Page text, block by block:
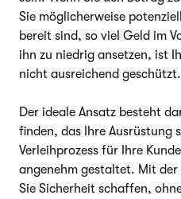
Sie möglicherweise
bereit sind, so viel Geld im
ihn zu niedrig ansetzen, ist
nicht ausreichend geschützt.
Der ideale Ansatz besteht
finden, das Ihre Ausrüstung
Verleihprozess für Ihre
angenehm gestaltet. Mit
Sie Sicherheit schaffen,